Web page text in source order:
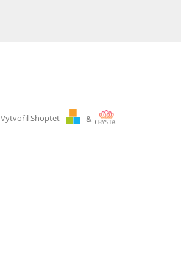
Vytvořil Shoptet &